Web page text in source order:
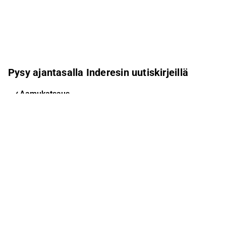
Pysy ajantasalla Inderesin uutiskirjeillä
Aamukatsaus